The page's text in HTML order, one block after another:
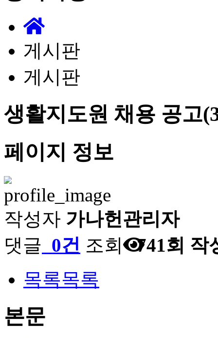
게시판
게시판
생활지도원 채용 공고
페이지 정보
작성자 가나헌관리자
댓글 0건 조회 741회 작
목록목록
본문